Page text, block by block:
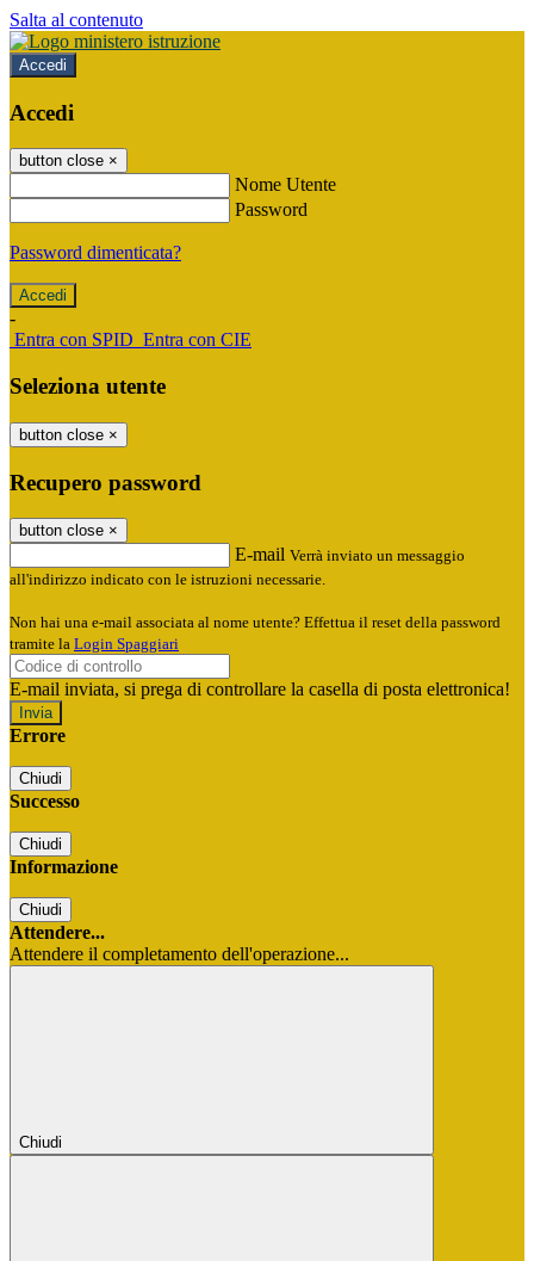
Salta al contenuto
Accedi
Accedi
button close ×
Nome Utente
Password
Password dimenticata?
-
Entra con SPID Entra con CIE
Seleziona utente
button close ×
Recupero password
button close ×
E-mail Verrà inviato un messaggio
all'indirizzo indicato con le istruzioni necessarie.
Non hai una e-mail associata al nome utente? Effettua il reset della password
tramite la Login Spaggiari
E-mail inviata, si prega di controllare la casella di posta elettronica!
Errore
Chiudi
Successo
Chiudi
Informazione
Chiudi
Attendere...
Attendere il completamento dell'operazione...
Chiudi